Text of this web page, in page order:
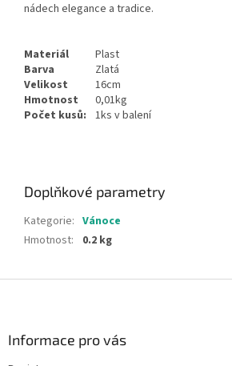
nádech elegance a tradice.
Materiál
Plast
Barva
Zlatá
Velikost
16cm
Hmotnost
0,01kg
Počet kusů: 1ks v balení
Doplňkové parametry
Kategorie: Vánoce
Hmotnost: 0.2 kg
Informace pro vás